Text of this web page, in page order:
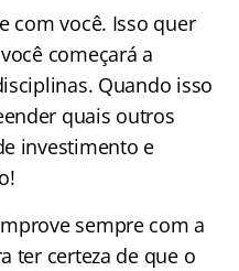
com você. Isso quer
começará a
Quando isso
quais outros
investimento e
sempre com a
ter certeza de que o